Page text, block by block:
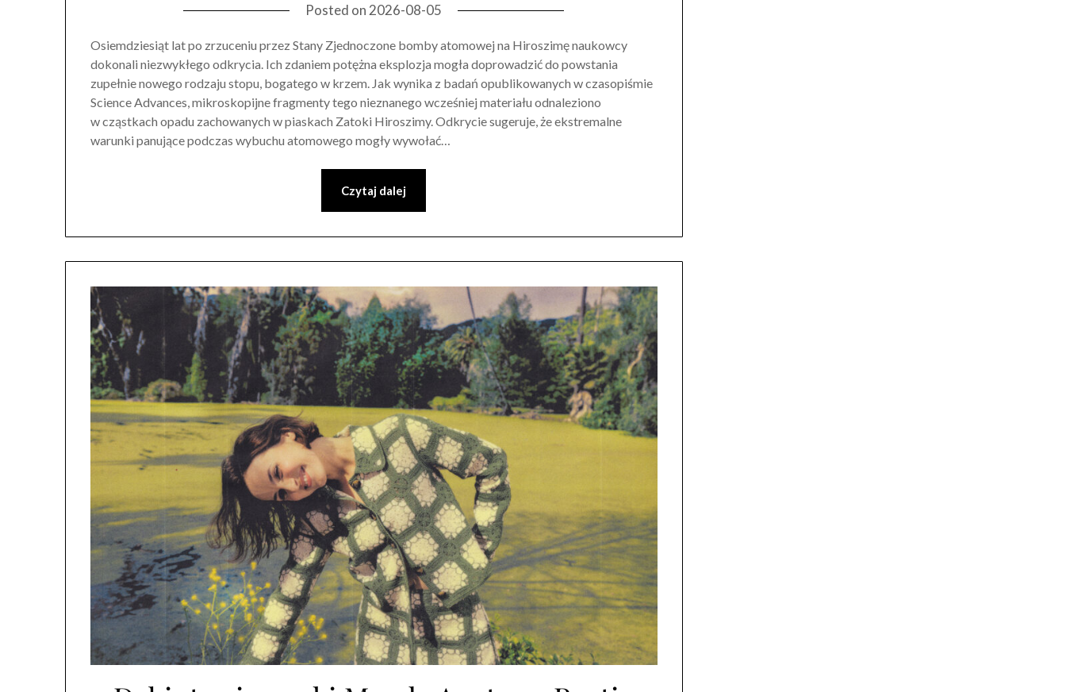
Posted on 2026-08-05
Osiemdziesiąt lat po zrzuceniu przez Stany Zjednoczone bomby atomowej na Hiroszimę naukowcy
dokonali niezwykłego odkrycia. Ich zdaniem potężna eksplozja mogła doprowadzić do powstania
zupełnie nowego rodzaju stopu, bogatego w krzem. Jak wynika z badań opublikowanych w czasopiśmie
Science Advances, mikroskopijne fragmenty tego nieznanego wcześniej materiału odnaleziono
w cząstkach opadu zachowanych w piaskach Zatoki Hiroszimy. Odkrycie sugeruje, że ekstremalne
warunki panujące podczas wybuchu atomowego mogły wywołać…
Czytaj dalej